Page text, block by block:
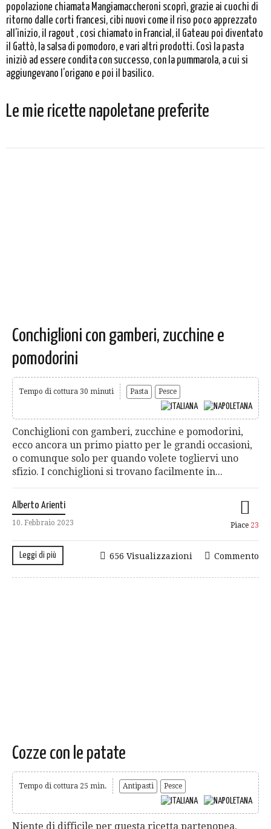
popolazione chiamata Mangiamaccheroni scoprì, grazie ai cuochi di
ritorno dalle corti francesi, cibi nuovi come il riso poco apprezzato
all’inizio, il ragout , cosi chiamato in Francial, il Gateau poi diventato
il Gattò, la salsa di pomodoro, e vari altri prodotti. Così la pasta
iniziò ad essere condita con successo, con la pummarola, a cui si
aggiungevano l’origano e poi il basilico.
Le mie ricette napoletane preferite
Conchiglioni con gamberi, zucchine e
pomodorini
Tempo di cottura 30 minuti Pasta Pesce
Conchiglioni con gamberi, zucchine e pomodorini,
ecco ancora un primo piatto per le grandi occasioni,
o comunque solo per quando volete togliervi uno
sfizio. I conchiglioni si trovano facilmente in...
Alberto Arienti
10. Febbraio 2023 Piace 23
Leggi di più Commento
656 Visualizzazioni
Cozze con le patate
Tempo di cottura 25 min. Antipasti Pesce
Niente di difficile per questa ricetta partenopea.